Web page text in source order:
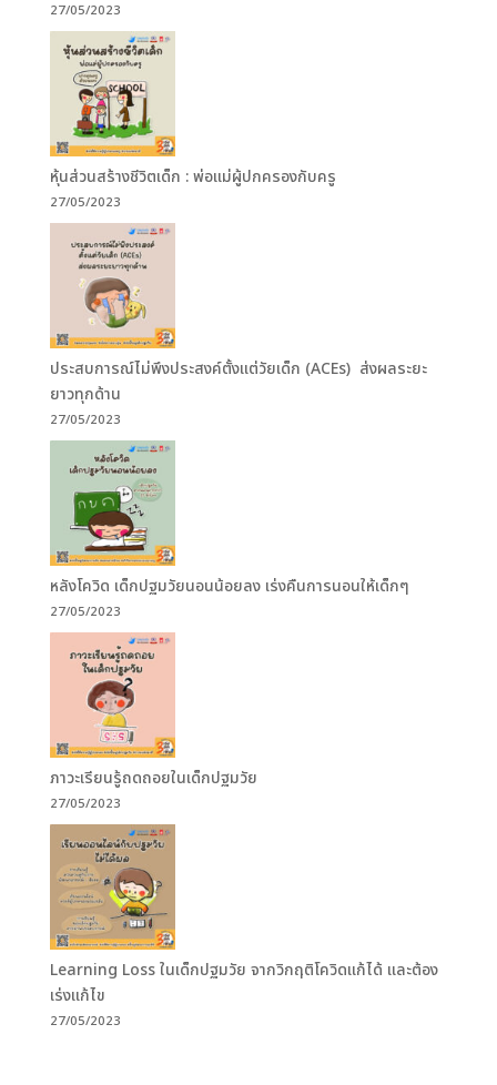
27/05/2023
หุ้นส่วนสร้างชีวิตเด็ก : พ่อแม่ผู้ปกครองกับครู
27/05/2023
ประสบการณ์ไม่พึงประสงค์ตั้งแต่วัยเด็ก (ACEs) ส่งผลระยะ
ยาวทุกด้าน
27/05/2023
หลังโควิด เด็กปฐมวัยนอนน้อยลง เร่งคืนการนอนให้เด็กๆ
27/05/2023
ภาวะเรียนรู้ถดถอยในเด็กปฐมวัย
27/05/2023
Learning Loss ในเด็กปฐมวัย จากวิกฤติโควิดแก้ได้ และต้อง
เร่งแก้ไข
27/05/2023